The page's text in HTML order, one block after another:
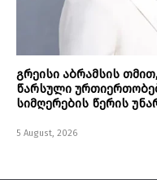
გრეისი აბრამსის
წარსული
სიმღერების წერის
5 August, 2026